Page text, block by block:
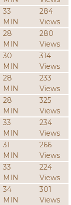
33
MIN
284
Views
28
MIN
280
Views
30
MIN
314
Views
28
MIN
233
Views
28
MIN
325
Views
33
MIN
234
Views
31
MIN
266
Views
33
MIN
224
Views
34
MIN
301
Views